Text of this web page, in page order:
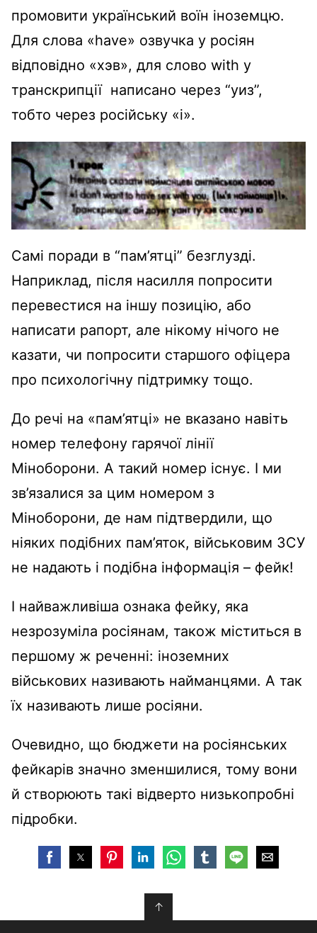
промовити український воїн іноземцю.
Для слова «have» озвучка у росіян
відповідно «хэв», для слово with у
транскрипції написано через “уиз”,
тобто через російську «і».
Самі поради в “пам’ятці” безглузді.
Наприклад, після насилля попросити
перевестися на іншу позицію, або
написати рапорт, але нікому нічого не
казати, чи попросити старшого офіцера
про психологічну підтримку тощо.
До речі на «пам’ятці» не вказано навіть
номер телефону гарячої лінії
Міноборони. А такий номер існує. І ми
зв’язалися за цим номером з
Міноборони, де нам підтвердили, що
ніяких подібних пам’яток, військовим ЗСУ
не надають і подібна інформація – фейк!
І найважливіша ознака фейку, яка
незрозуміла росіянам, також міститься в
першому ж реченні: іноземних
військових називають найманцями. А так
їх називають лише росіяни.
Очевидно, що бюджети на росіянських
фейкарів значно зменшилися, тому вони
й створюють такі відверто низькопробні
підробки.
↑